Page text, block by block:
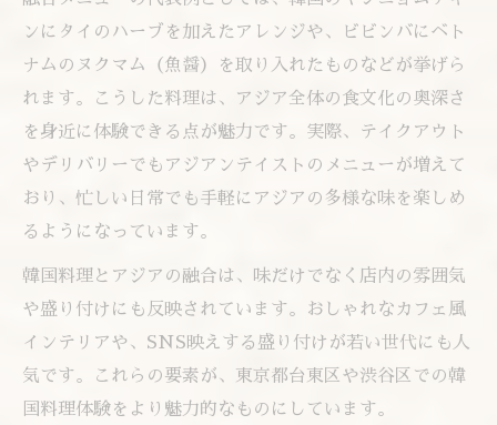
アジアならではの韓国料理ヘルシーメニュ
ー
野菜たっぷり韓国料理の健康効果を解説
女子会にも最適なヘルシー韓国料理の選択
現代トレンドと融合した韓国料理の今を探る
おしゃれ空間で味わう韓国料理の魅力とは
韓国料理が進化する最新アジアグルメ事情
SNS映えする韓国料理の選び方と楽しみ方
ンにタイのハーブを加えたアレンジや、ビビンバにベト
ナムのヌクマム（魚醤）を取り入れたものなどが挙げら
れます。こうした料理は、アジア全体の食文化の奥深さ
を身近に体験できる点が魅力です。実際、テイクアウト
やデリバリーでもアジアンテイストのメニューが増えて
おり、忙しい日常でも手軽にアジアの多様な味を楽しめ
るようになっています。
韓国料理とアジアの融合は、味だけでなく店内の雰囲気
や盛り付けにも反映されています。おしゃれなカフェ風
インテリアや、SNS映えする盛り付けが若い世代にも人
気です。これらの要素が、東京都台東区や渋谷区での韓
国料理体験をより魅力的なものにしています。